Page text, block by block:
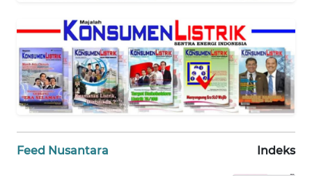
Feed Nusantara Indeks
WN
WN
JAKARTA
WN
JABAR